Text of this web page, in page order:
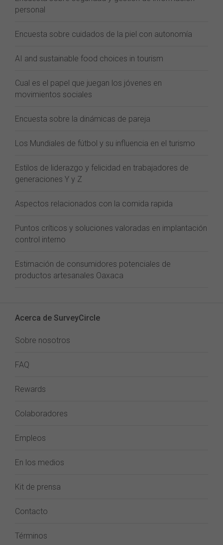
personal
Encuesta sobre cuidados de la piel con autonomía
AI and sustainable food choices in tourism
Cual es el papel que juegan los jóvenes en
movimientos sociales
Encuesta sobre la dinámicas de pareja
Los Mundiales de fútbol y su influencia en el turismo
Estilos de liderazgo y felicidad en trabajadores de
generaciones Y y Z
Aspectos relacionados con la comida rapida
Puntos críticos y soluciones valoradas en implantación
control interno
Estimación de consumidores potenciales de
productos artesanales Oaxaca
Acerca de SurveyCircle
Sobre nosotros
FAQ
Rewards
Colaboradores
Empleos
En los medios
Kit de prensa
Contacto
Términos